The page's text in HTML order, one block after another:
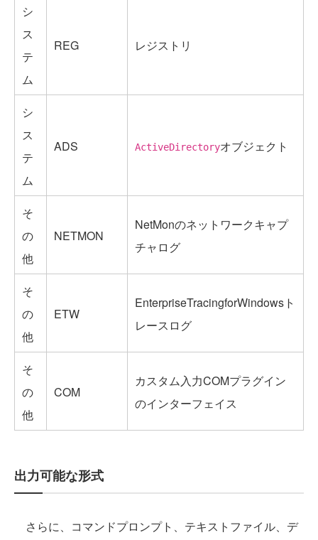
シ
ス
テ
ム
REG レジストリ
シ
ス
テ
ム
ADS ActiveDirectoryオブジェクト
そ
の
他
NETMON
NetMonのネットワークキャプ
チャログ
そ
の
他
ETW
EnterpriseTracingforWindowsト
レースログ
そ
の
他
COM
カスタム入力COMプラグイン
のインターフェイス
出力可能な形式
さらに、コマンドプロンプト、テキストファイル、デ